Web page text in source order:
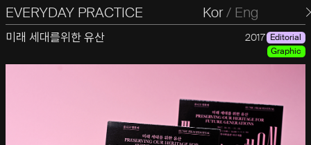
EVERYDAY PRACTICE
일상의실천 Kor/ Eng
미래 세대를위한 유산 2017 Editorial
Graphic